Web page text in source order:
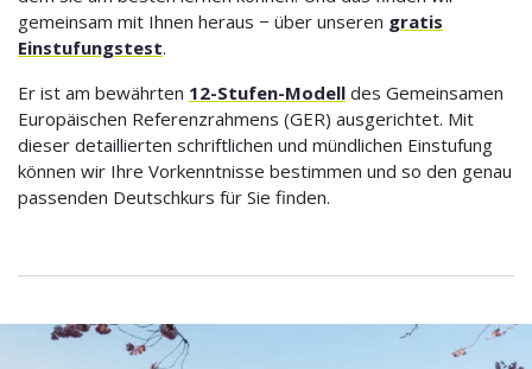
gemeinsam mit Ihnen heraus − über unseren gratis
Einstufungstest.
Er ist am bewährten 12-Stufen-Modell des Gemeinsamen
Europäischen Referenzrahmens (GER) ausgerichtet. Mit
dieser detaillierten schriftlichen und mündlichen Einstufung
können wir Ihre Vorkenntnisse bestimmen und so den genau
passenden Deutschkurs für Sie finden.